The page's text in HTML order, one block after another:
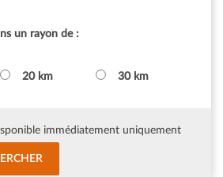
un rayon de :
20 km 30 km
immédiatement uniquement